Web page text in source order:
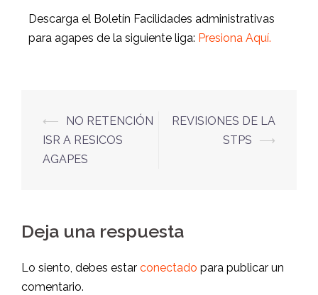
Descarga el Boletín Facilidades administrativas
para agapes de la siguiente liga: Presiona Aquí.
⟵
NO RETENCIÓN
ISR A RESICOS
AGAPES
REVISIONES DE LA
STPS
⟶
Deja una respuesta
Lo siento, debes estar conectado para publicar un
comentario.